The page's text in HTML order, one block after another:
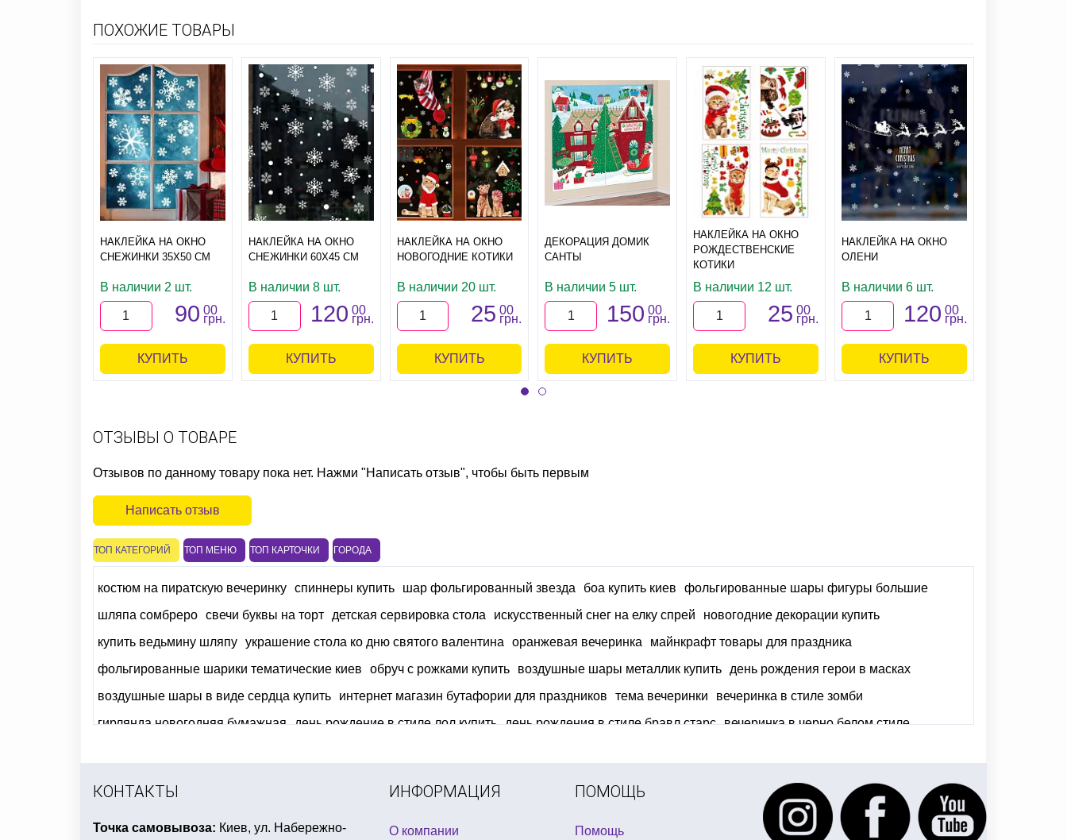
ПОХОЖИЕ ТОВАРЫ
НАКЛЕЙКА НА ОКНО
СНЕЖИНКИ 35Х50 СМ
В наличии 2 шт.
90 00
грн.
КУПИТЬ
НАКЛЕЙКА НА ОКНО
СНЕЖИНКИ 60Х45 СМ
В наличии 8 шт.
120 00
грн.
КУПИТЬ
НАКЛЕЙКА НА ОКНО
НОВОГОДНИЕ КОТИКИ
В наличии 20 шт.
25 00
грн.
КУПИТЬ
ДЕКОРАЦИЯ ДОМИК
САНТЫ
В наличии 5 шт.
150 00
грн.
КУПИТЬ
НАКЛЕЙКА НА ОКНО
РОЖДЕСТВЕНСКИЕ
КОТИКИ
В наличии 12 шт.
25 00
грн.
КУПИТЬ
НАКЛЕЙКА НА ОКНО
ОЛЕНИ
В наличии 6 шт.
120 00
грн.
КУПИТЬ
ОТЗЫВЫ О ТОВАРЕ
Отзывов по данному товару пока нет. Нажми "Написать отзыв", чтобы быть первым
Написать отзыв
ТОП КАТЕГОРИЙ ТОП МЕНЮ ТОП КАРТОЧКИ ГОРОДА
костюм на пиратскую вечеринку спиннеры купить шар фольгированный звезда боа купить киев
фольгированные шары фигуры большие
шляпа сомбреро свечи буквы на торт детская сервировка стола искусственный снег на елку спрей
новогодние декорации купить
купить ведьмину шляпу украшение стола ко дню святого валентина оранжевая вечеринка
майнкрафт товары для праздника
фольгированные шарики тематические киев
обруч с рожками купить воздушные шары металлик купить
день рождения герои в масках
воздушные шары в виде сердца купить
интернет магазин бутафории для праздников тема вечеринки
вечеринка в стиле зомби
гирлянда новогодняя бумажная день рождение в стиле лол купить день рождения в стиле бравл старс вечеринка в черно белом стиле
КОНТАКТЫ
Точка самовывоза: Киев, ул. Набережно-
ИНФОРМАЦИЯ
О компании
ПОМОЩЬ
Помощь